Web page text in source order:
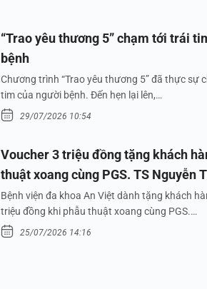
“Trao yêu thương 5” chạm tới trái
bệnh
Chương trình “Trao yêu thương 5” đã thực sự
tim của người bệnh. Đến hẹn lại lên,…
29/07/2026 10:54
Voucher 3 triệu đồng tặng khách
thuật xoang cùng PGS. TS Nguyễn
Bệnh viện đa khoa An Việt dành tặng khách
triệu đồng khi phẫu thuật xoang cùng PGS.…
25/07/2026 14:16